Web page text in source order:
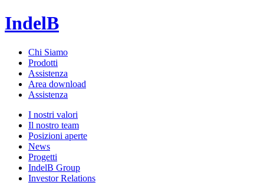
IndelB
Chi Siamo
Prodotti
Assistenza
Area download
Assistenza
I nostri valori
Il nostro team
Posizioni aperte
News
Progetti
IndelB Group
Investor Relations